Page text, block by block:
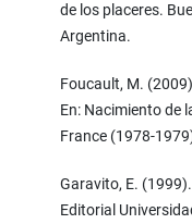
de los placeres.
Argentina.
Foucault, M.
En: Nacimiento de
France (1978-
Garavito, E.
Editorial